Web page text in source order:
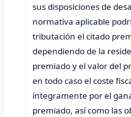
sus disposiciones de
normativa aplicable
tributación el citado
dependiendo de la
premiado y el valor del
en todo caso el coste
íntegramente por el
premiado, así como las